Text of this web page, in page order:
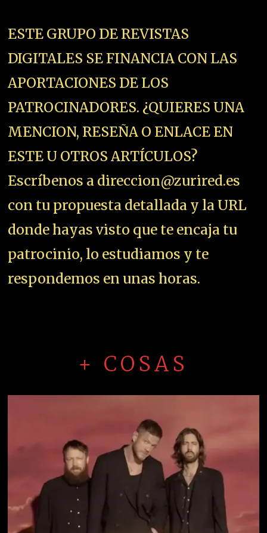
ESTE GRUPO DE REVISTAS
DIGITALES SE FINANCIA CON LAS
APORTACIONES DE LOS
PATROCINADORES. ¿QUIERES UNA
MENCION, RESEÑA O ENLACE EN
ESTE U OTROS ARTÍCULOS?
Escríbenos a direccion@zurired.es
con tu propuesta detallada y la URL
donde hayas visto que te encaja tu
patrocinio, lo estudiamos y te
respondemos en unas horas.
+ COSAS